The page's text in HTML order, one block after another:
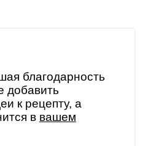
благодарность
добавить
к рецепту, а
в вашем